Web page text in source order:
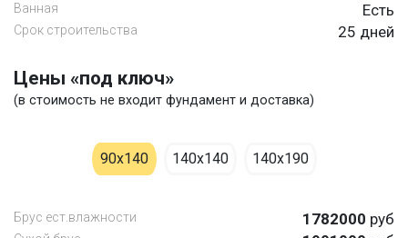
Ванная Есть
Срок строительства 25 дней
Цены «под ключ»
(в стоимость не входит фундамент и доставка)
90х140 140х140 140х190
Брус ест.влажности 1782000 руб